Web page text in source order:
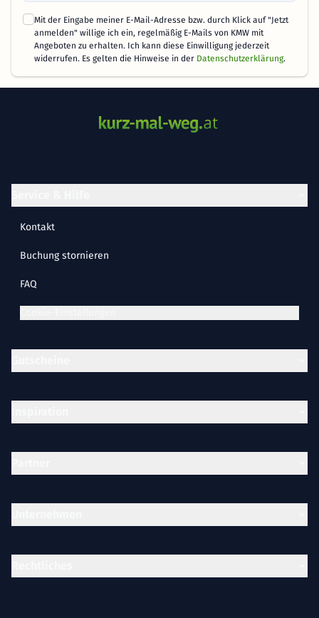
Mit der Eingabe meiner E-Mail-Adresse bzw. durch Klick auf "Jetzt
anmelden" willige ich ein, regelmäßig E-Mails von KMW mit
Angeboten zu erhalten. Ich kann diese Einwilligung jederzeit
widerrufen. Es gelten die Hinweise in der Datenschutzerklärung.
Kontakt
Buchung stornieren
FAQ